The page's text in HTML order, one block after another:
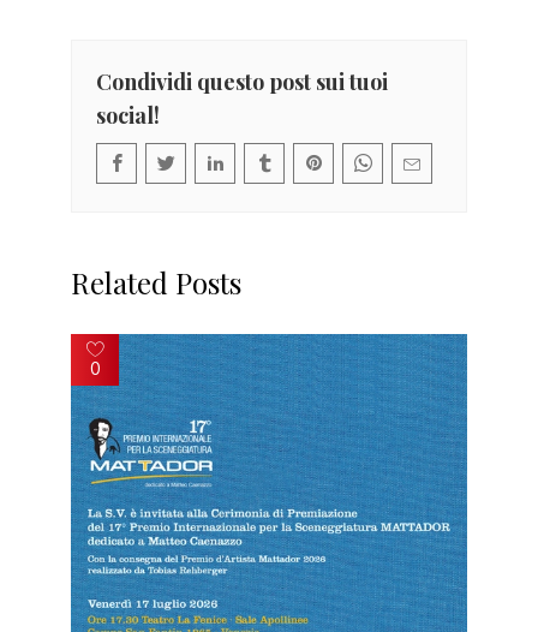
Condividi questo post sui tuoi
social!
Related Posts
0